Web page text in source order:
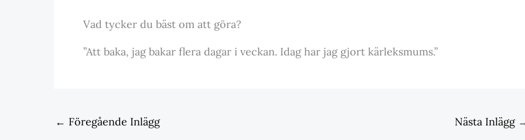
Vad tycker du bäst om att göra?
”Att baka, jag bakar flera dagar i veckan. Idag har jag gjort kärleksmums.”
← Föregående Inlägg Nästa Inlägg